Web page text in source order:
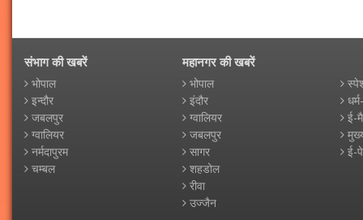
संभाग की खबरें
भोपाल
इन्दौर
जबलपुर
ग्वालियर
नर्मदापुरम
चम्बल
महानगर की खबरें
भोपाल
इंदौर
ग्वालियर
जबलपुर
सागर
शहडोल
रीवा
उज्जैन
ई-
ई-